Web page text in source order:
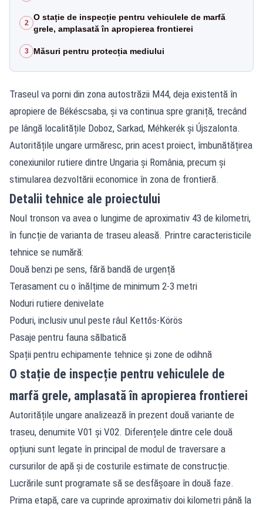
2
O stație de inspecție pentru vehiculele de marfă
grele, amplasată în apropierea frontierei
3 Măsuri pentru protecția mediului
Traseul va porni din zona autostrăzii M44, deja existentă în
apropiere de Békéscsaba, și va continua spre graniță, trecând
pe lângă localitățile Doboz, Sarkad, Méhkerék și Újszalonta.
Autoritățile ungare urmăresc, prin acest proiect, îmbunătățirea
conexiunilor rutiere dintre Ungaria și România, precum și
stimularea dezvoltării economice în zona de frontieră.
Detalii tehnice ale proiectului
Noul tronson va avea o lungime de aproximativ 43 de kilometri,
în funcție de varianta de traseu aleasă. Printre caracteristicile
tehnice se numără:
Două benzi pe sens, fără bandă de urgență
Terasament cu o înălțime de minimum 2-3 metri
Noduri rutiere denivelate
Poduri, inclusiv unul peste râul Kettős-Körös
Pasaje pentru fauna sălbatică
Spații pentru echipamente tehnice și zone de odihnă
O stație de inspecție pentru vehiculele de
marfă grele, amplasată în apropierea frontierei
Autoritățile ungare analizează în prezent două variante de
traseu, denumite V01 și V02. Diferențele dintre cele două
opțiuni sunt legate în principal de modul de traversare a
cursurilor de apă și de costurile estimate de construcție.
Lucrările sunt programate să se desfășoare în două faze.
Prima etapă, care va cuprinde aproximativ doi kilometri până la